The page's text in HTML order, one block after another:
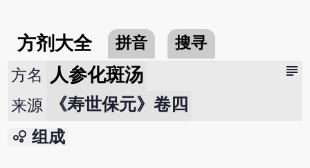
方剂大全 拼音 搜寻
subject
方名 人参化斑汤
来源 《寿世保元》卷四
bubble_chart 组成